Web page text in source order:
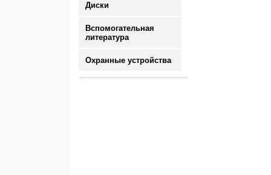
Диски
Вспомогательная
литература
Охранные устройства